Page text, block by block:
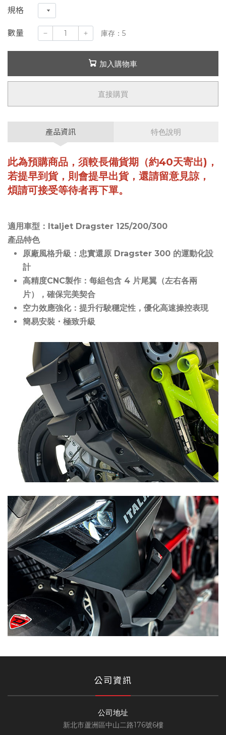
規格
數量 庫存：5
加入購物車
直接購買
產品資訊 特色說明
此為預購商品，須較長備貨期（約40天寄出)，
若提早到貨，則會提早出貨，還請留意見諒，
煩請可接受等待者再下單。
適用車型：Italjet Dragster 125/200/300
產品特色
原廠風格升級：忠實還原 Dragster 300 的運動化設
計
高精度CNC製作：每組包含 4 片尾翼（左右各兩
片），確保完美契合
空力效應強化：提升行駛穩定性，優化高速操控表現
簡易安裝・極致升級
公司資訊
公司地址
新北市蘆洲區中山二路176號6樓